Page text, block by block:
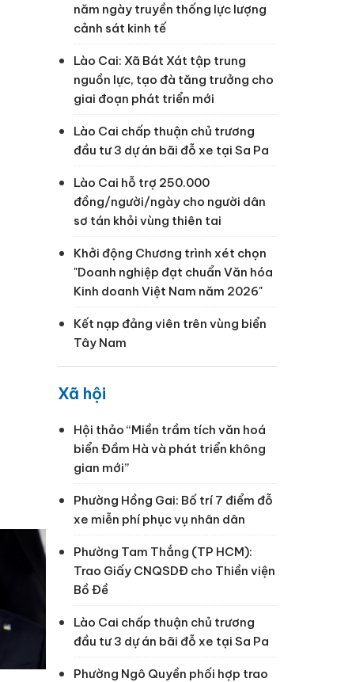
năm ngày truyền thống lực lượng
cảnh sát kinh tế
Lào Cai: Xã Bát Xát tập trung
nguồn lực, tạo đà tăng trưởng cho
giai đoạn phát triển mới
Lào Cai chấp thuận chủ trương
đầu tư 3 dự án bãi đỗ xe tại Sa Pa
Lào Cai hỗ trợ 250.000
đồng/người/ngày cho người dân
sơ tán khỏi vùng thiên tai
Khởi động Chương trình xét chọn
"Doanh nghiệp đạt chuẩn Văn hóa
Kinh doanh Việt Nam năm 2026"
Kết nạp đảng viên trên vùng biển
Tây Nam
Xã hội
Hội thảo “Miền trầm tích văn hoá
biển Đầm Hà và phát triển không
gian mới”
Phường Hồng Gai: Bố trí 7 điểm đỗ
xe miễn phí phục vụ nhân dân
Phường Tam Thắng (TP HCM):
Trao Giấy CNQSDĐ cho Thiền viện
Bồ Đề
Lào Cai chấp thuận chủ trương
đầu tư 3 dự án bãi đỗ xe tại Sa Pa
Phường Ngô Quyền phối hợp trao